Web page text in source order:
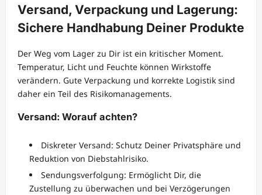
Versand, Verpackung und Lagerung:
Sichere Handhabung Deiner Produkte
Der Weg vom Lager zu Dir ist ein kritischer Moment.
Temperatur, Licht und Feuchte können Wirkstoffe
verändern. Gute Verpackung und korrekte Logistik sind
daher ein Teil des Risikomanagements.
Versand: Worauf achten?
Diskreter Versand: Schutz Deiner Privatsphäre und
Reduktion von Diebstahlrisiko.
Sendungsverfolgung: Ermöglicht Dir, die
Zustellung zu überwachen und bei Verzögerungen